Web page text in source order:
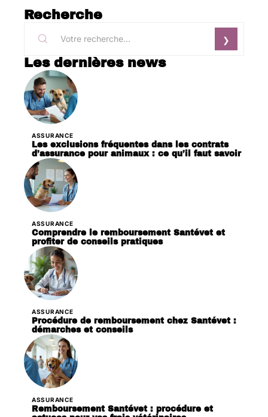
Recherche
Les dernières news
ASSURANCE
Les exclusions fréquentes dans les contrats
d’assurance pour animaux : ce qu’il faut savoir
ASSURANCE
Comprendre le remboursement Santévet et
profiter de conseils pratiques
ASSURANCE
Procédure de remboursement chez Santévet :
démarches et conseils
ASSURANCE
Remboursement Santévet : procédure et